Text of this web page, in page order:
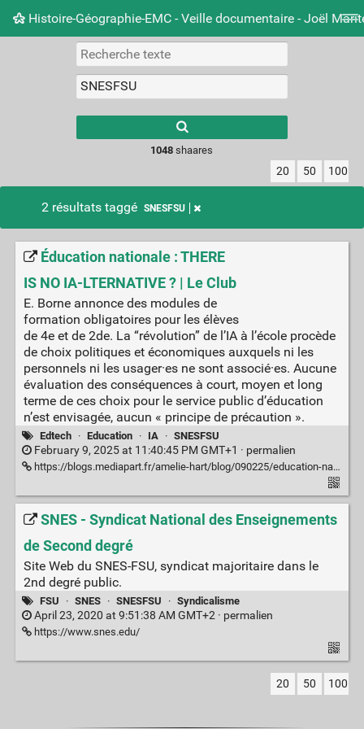
Histoire-Géographie-EMC - Veille documentaire - Joël
Nuage de tags Mur d'images
results.
1048 shaares
20 50 100
2 résultats taggé SNESFSU
Éducation nationale : THERE
IS NO IA-LTERNATIVE ? | Le Club
E. Borne annonce des modules de
formation obligatoires pour les élèves
de 4e et de 2de. La “révolution” de l’IA à l’école procède
de choix politiques et économiques auxquels ni les
personnels ni les usager·es ne sont associé·es. Aucune
évaluation des conséquences à court, moyen et long
terme de ces choix pour le service public d’éducation
n’est envisagée, aucun « principe de précaution ».
Edtech · Education · IA · SNESFSU
February 9, 2025 at 11:40:45 PM GMT+1 · permalien
https://blogs.mediapart.fr/amelie-hart/blog/090225/education-nationale-there-no-ia-lternative
SNES - Syndicat National des Enseignements
de Second degré
Site Web du SNES-FSU, syndicat majoritaire dans le
2nd degré public.
FSU · SNES · SNESFSU · Syndicalisme
April 23, 2020 at 9:51:38 AM GMT+2 · permalien
https://www.snes.edu/
20 50 100